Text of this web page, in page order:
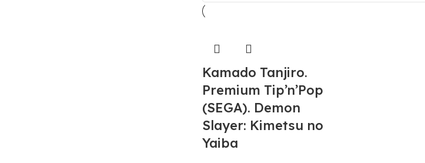
Kamado Tanjiro.
Premium Tip’n’Pop
(SEGA). Demon
Slayer: Kimetsu no
Yaiba